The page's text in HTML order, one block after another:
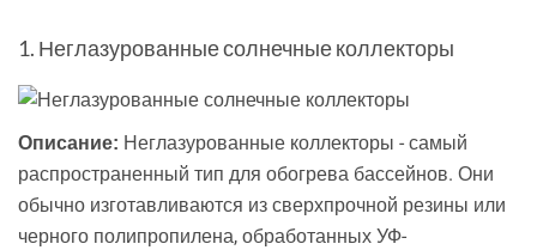
1. Неглазурованные солнечные коллекторы
Описание: Неглазурованные коллекторы - самый
распространенный тип для обогрева бассейнов. Они
обычно изготавливаются из сверхпрочной резины или
черного полипропилена, обработанных УФ-